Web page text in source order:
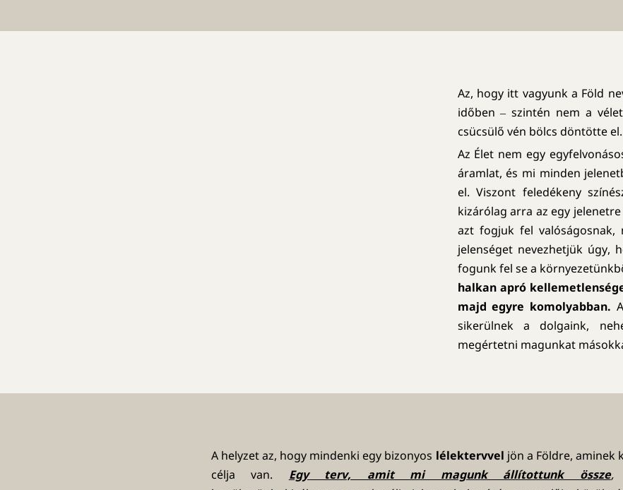
Az, hogy itt vagyunk a Föld
időben ‒ szintén nem a
csücsülő vén bölcs döntötte el.
Az Élet nem egy
áramlat, és mi minden
el. Viszont feledékeny
kizárólag arra az egy
azt fogjuk fel
jelenséget nevezhetjük úgy,
fogunk fel se a
halkan apró
majd egyre komolyabban.
sikerülnek a dolgaink,
megértetni magunkat
A helyzet az, hogy mindenki egy bizonyos lélektervvel jön a Földre, aminek
célja van. Egy terv, amit mi magunk állítottunk össze,